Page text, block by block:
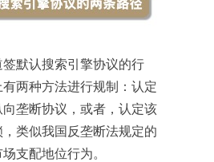
默认搜索引擎协议的行
两种方法进行规制：认定
垄断协议，或者，认定该
类似我国反垄断法规定的
支配地位行为。